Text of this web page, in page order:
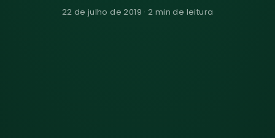
22 de julho de 2019 · 2 min de leitura